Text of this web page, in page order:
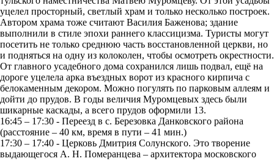
уцелел просторный, светлый храм и только несколько построек.
Автором храма тоже считают Василия Баженова; здание
выполнили в стиле эпохи раннего классицизма. Туристы могут
посетить не только среднюю часть восстановленной церкви, но
и подняться на одну из колоколен, чтобы осмотреть окрестности.
От главного усадебного дома сохранился лишь подвал, ещё на
дороге уцелела арка въездных ворот из красного кирпича с
белокаменным декором. Можно погулять по парковым аллеям и
дойти до прудов. В годы величия Муромцевых здесь были
шикарные каскады, а всего прудов оформили 13.
16:45 – 17:30 - Переезд в с. Березовка Данковского района
(расстояние – 40 км, время в пути – 41 мин.)
17:30 – 17:40 - Церковь Дмитрия Солунского. Это творение
выдающегося А. Н. Померанцева – архитектора московского